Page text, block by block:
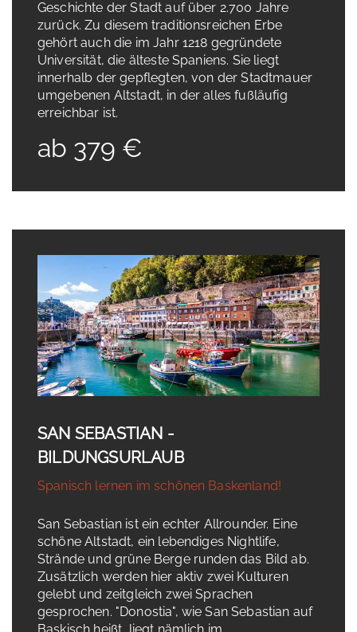
Geschichte der Stadt auf über 2.700 Jahre
zurück. Zu diesem traditionsreichen Erbe
gehört auch die im Jahr 1218 gegründete
Universität, die älteste Spaniens. Sie liegt
innerhalb der gepflegten, von der Stadtmauer
umgebenen Altstadt, in der alles fußläufig
erreichbar ist.
ab 379 €
SAN SEBASTIAN -
BILDUNGSURLAUB
Spanisch lernen im schönen Baskenland!
San Sebastian ist ein echter Allrounder. Eine
schöne Altstadt, ein lebendiges Nightlife,
Strände und grüne Berge runden das Bild ab.
Zusätzlich werden hier aktiv zwei Kulturen
gelebt und zeitgleich zwei Sprachen
gesprochen. "Donostia", wie San Sebastian auf